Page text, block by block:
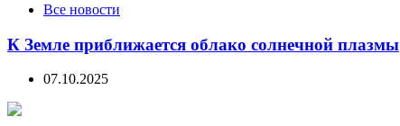
Все новости
К Земле приближается облако солнечной плазмы
07.10.2025